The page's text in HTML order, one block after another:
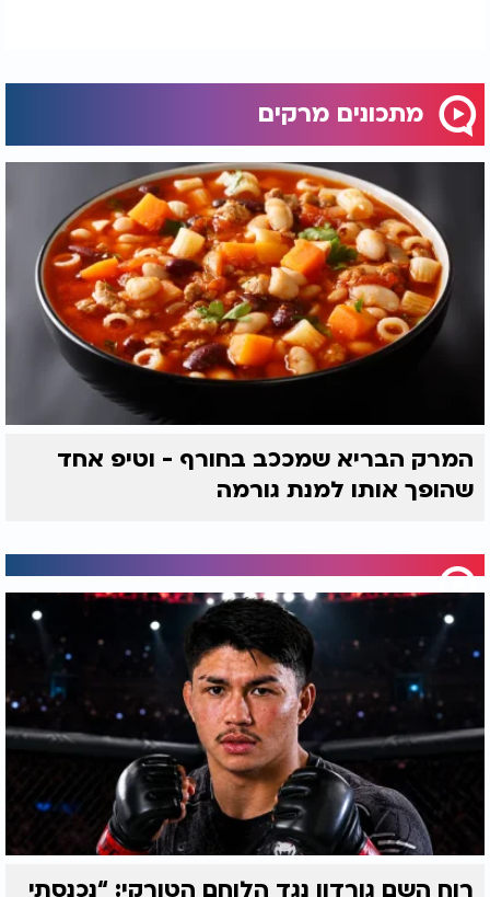
מתכונים מרקים
המרק הבריא שמככב בחורף - וטיפ אחד
שהופך אותו למנת גורמה
רוח השם גורדון נגד הלוחם הטורקי: “נכנסתי